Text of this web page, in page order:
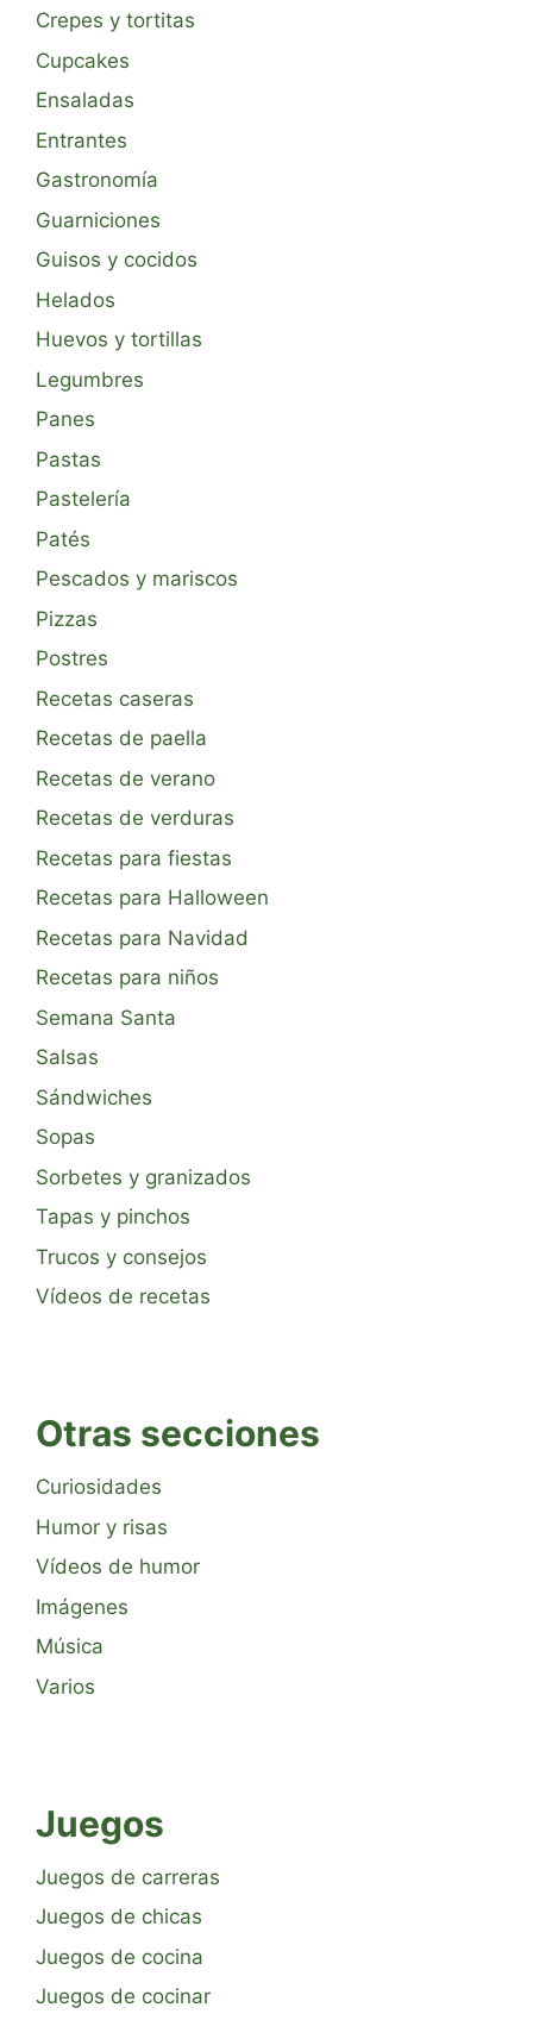
Crepes y tortitas
Cupcakes
Ensaladas
Entrantes
Gastronomía
Guarniciones
Guisos y cocidos
Helados
Huevos y tortillas
Legumbres
Panes
Pastas
Pastelería
Patés
Pescados y mariscos
Pizzas
Postres
Recetas caseras
Recetas de paella
Recetas de verano
Recetas de verduras
Recetas para fiestas
Recetas para Halloween
Recetas para Navidad
Recetas para niños
Semana Santa
Salsas
Sándwiches
Sopas
Sorbetes y granizados
Tapas y pinchos
Trucos y consejos
Vídeos de recetas
Otras secciones
Curiosidades
Humor y risas
Vídeos de humor
Imágenes
Música
Varios
Juegos
Juegos de carreras
Juegos de chicas
Juegos de cocina
Juegos de cocinar